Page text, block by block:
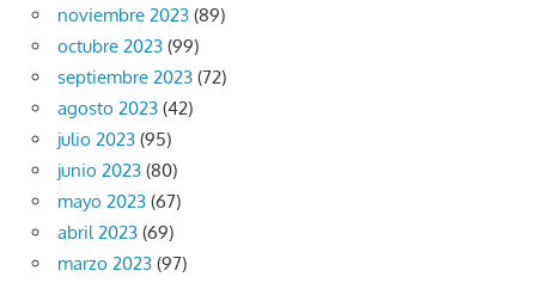
noviembre 2023 (89)
octubre 2023 (99)
septiembre 2023 (72)
agosto 2023 (42)
julio 2023 (95)
junio 2023 (80)
mayo 2023 (67)
abril 2023 (69)
marzo 2023 (97)